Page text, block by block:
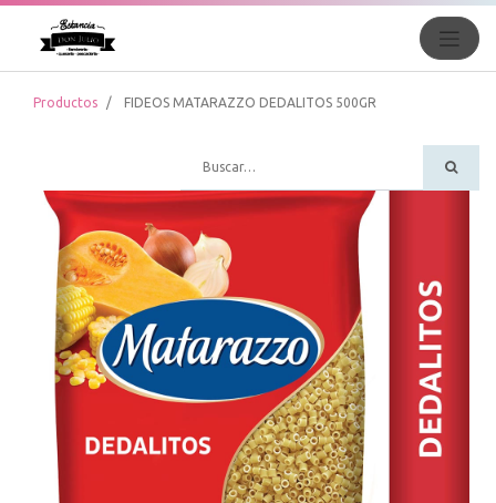
Productos FIDEOS MATARAZZO DEDALITOS 500GR